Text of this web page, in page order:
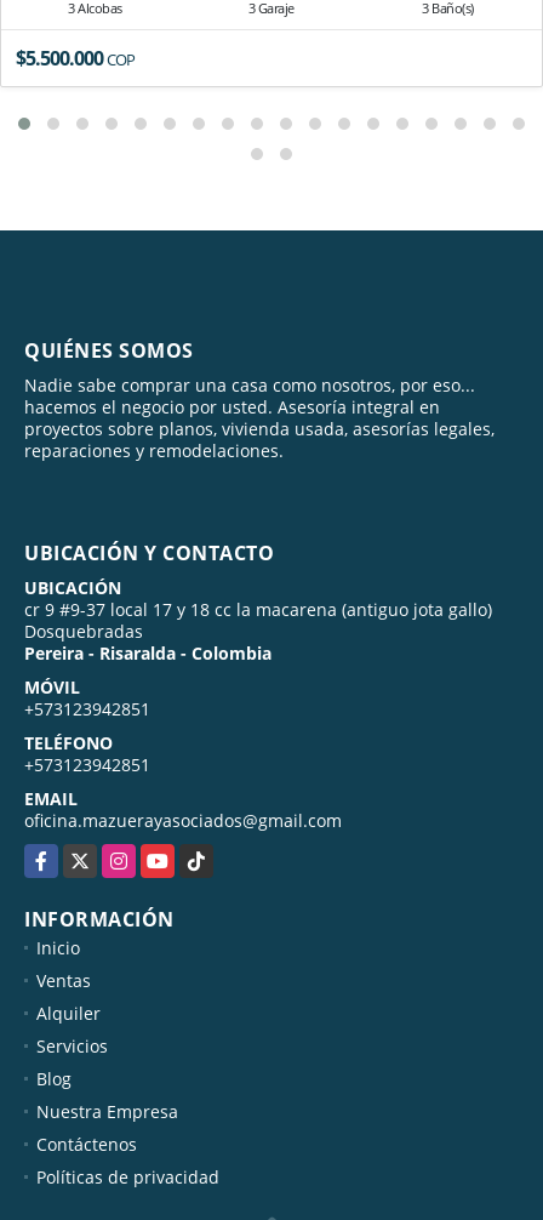
3 Alcobas 3 Garaje 3 Baño(s)
$5.500.000COP
QUIÉNES SOMOS
Nadie sabe comprar una casa como nosotros, por eso...
hacemos el negocio por usted. Asesoría integral en
proyectos sobre planos, vivienda usada, asesorías legales,
reparaciones y remodelaciones.
UBICACIÓN Y CONTACTO
UBICACIÓN
cr 9 #9-37 local 17 y 18 cc la macarena (antiguo jota gallo)
Dosquebradas
Pereira - Risaralda - Colombia
MÓVIL
+573123942851
TELÉFONO
+573123942851
EMAIL
oficina.mazuerayasociados@gmail.com
Facebook
X InstagramYouTubeTikTok
INFORMACIÓN
Inicio
Ventas
Alquiler
Servicios
Blog
Nuestra Empresa
Contáctenos
Políticas de privacidad